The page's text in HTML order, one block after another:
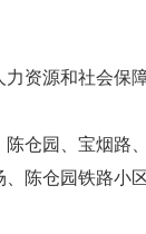
力资源和社会保
陈仓园、宝烟路
、陈仓园铁路小